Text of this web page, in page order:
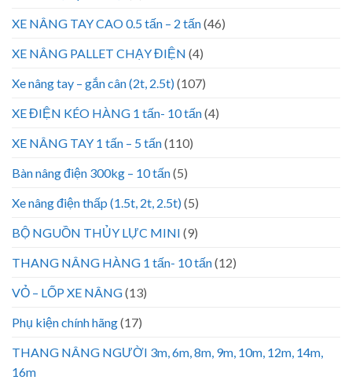
XE NÂNG TAY CAO 0.5 tấn – 2 tấn(46)
XE NÂNG PALLET CHẠY ĐIỆN (4)
Xe nâng tay – gắn cân (2t, 2.5t)(107)
XE ĐIỆN KÉO HÀNG 1 tấn- 10 tấn(4)
XE NÂNG TAY 1 tấn – 5 tấn(110)
Bàn nâng điện 300kg – 10 tấn(5)
Xe nâng điện thấp (1.5t, 2t, 2.5t)(5)
BỘ NGUỒN THỦY LỰC MINI (9)
THANG NÂNG HÀNG 1 tấn- 10 tấn(12)
VỎ – LỐP XE NÂNG(13)
Phụ kiện chính hãng(17)
THANG NÂNG NGƯỜI 3m, 6m, 8m, 9m, 10m, 12m, 14m,
16m